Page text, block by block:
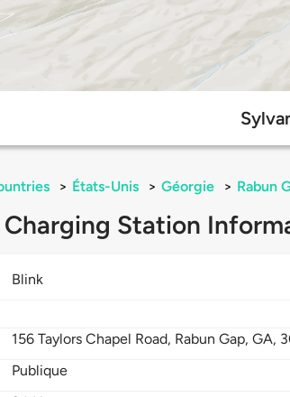
> États-Unis > Géorgie > Rabun
Charging Station
Blink
156Taylors Chapel Road, Rabun Gap,GA,
Publique